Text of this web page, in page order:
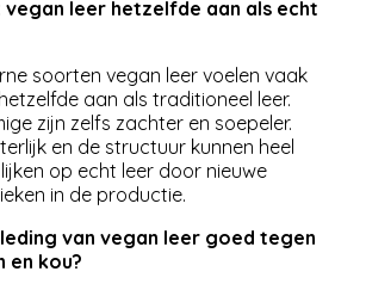
leer hetzelfde aan als echt
soorten vegan leer voelen vaak
aan als traditioneel leer.
zijn zelfs zachter en soepeler.
en de structuur kunnen heel
op echt leer door nieuwe
in de productie.
van vegan leer goed tegen
en kou?